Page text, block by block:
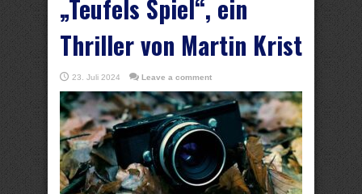
„Teufels Spiel“, ein
Thriller von Martin Krist
23. Juli 2024 Leave a comment